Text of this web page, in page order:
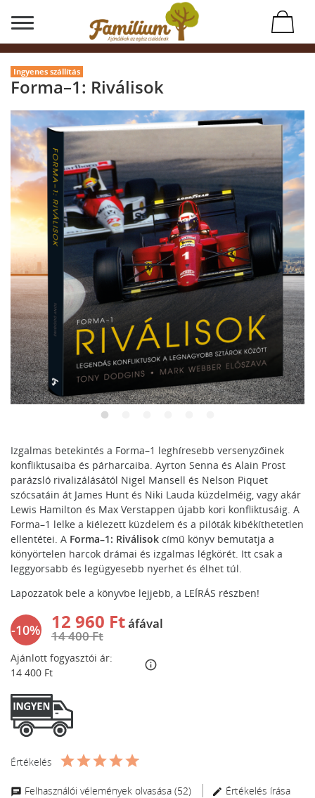
Ingyenes szállítás
Forma–1: Riválisok
Izgalmas betekintés a Forma–1 leghíresebb versenyzőinek
konfliktusaiba és párharcaiba. Ayrton Senna és Alain Prost
parázsló rivalizálásától Nigel Mansell és Nelson Piquet
szócsatáin át James Hunt és Niki Lauda küzdelméig, vagy akár
Lewis Hamilton és Max Verstappen újabb kori konfliktusáig. A
Forma–1 lelke a kiélezett küzdelem és a pilóták kibékíthetetlen
ellentétei. A Forma–1: Riválisok című könyv bemutatja a
könyörtelen harcok drámai és izgalmas légkörét. Itt csak a
leggyorsabb és legügyesebb nyerhet és élhet túl.
Lapozzatok bele a könyvbe lejjebb, a LEÍRÁS részben!
-10% 12 960 Ftáfával
14 400 Ft
Ajánlott fogyasztói ár:
14 400 Ft
info_outline
Értékelés
Felhasználói vélemények olvasása (52) Értékelés írása